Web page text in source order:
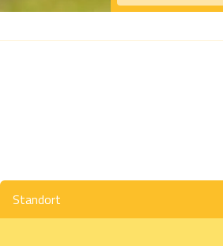
Standort